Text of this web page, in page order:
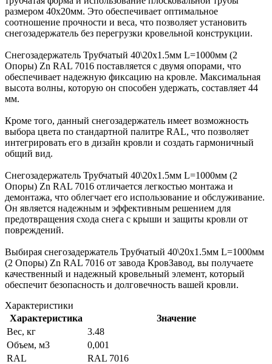
размером 40х20мм. Это обеспечивает оптимальное
соотношение прочности и веса, что позволяет установить
снегозадержатель без перегрузки кровельной конструкции.
Снегозадержатель Трубчатый 40\20х1.5мм L=1000мм (2
Опоры) Zn RAL 7016 поставляется с двумя опорами, что
обеспечивает надежную фиксацию на кровле. Максимальная
высота волны, которую он способен удержать, составляет 44
мм.
Кроме того, данный снегозадержатель имеет возможность
выбора цвета по стандартной палитре RAL, что позволяет
интегрировать его в дизайн кровли и создать гармоничный
общий вид.
Снегозадержатель Трубчатый 40\20х1.5мм L=1000мм (2
Опоры) Zn RAL 7016 отличается легкостью монтажа и
демонтажа, что облегчает его использование и обслуживание.
Он является надежным и эффективным решением для
предотвращения схода снега с крыши и защиты кровли от
повреждений.
Выбирая снегозадержатель Трубчатый 40\20х1.5мм L=1000мм
(2 Опоры) Zn RAL 7016 от завода КровЗавод, вы получаете
качественный и надежный кровельный элемент, который
обеспечит безопасность и долговечность вашей кровли.
Характеристики
Характеристика
Значение
Вес, кг
3.48
Объем, м3
0,001
RAL
RAL 7016